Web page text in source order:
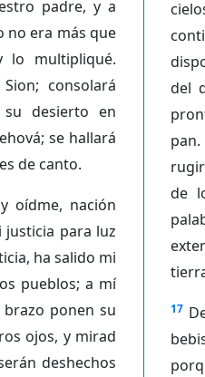
padre, y a
no era más que
multipliqué.
consolará
su desierto en
se hallará
de canto.
oídme, nación
justicia para luz
ha salido mi
pueblos; a mí
ponen su
ojos, y mirad
deshechos
del
pan.
de
17